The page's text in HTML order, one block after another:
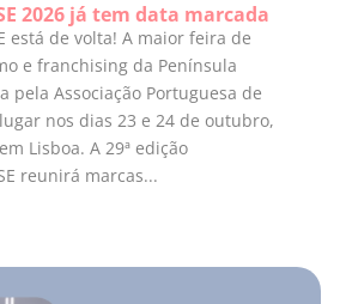
2026 já tem data marcada
está de volta! A maior feira de
e franchising da Península
pela Associação Portuguesa de
nos dias 23 e 24 de outubro,
Lisboa. A 29ª edição
reunirá marcas...